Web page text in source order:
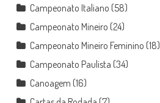
Campeonato Italiano (58)
Campeonato Mineiro (24)
Campeonato Mineiro Feminino (18)
Campeonato Paulista (34)
Canoagem (16)